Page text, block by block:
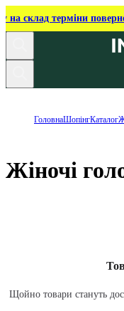
на склад терміни
ГоловнаШопінгКаталог
Жіночі
Щойно товари стануть